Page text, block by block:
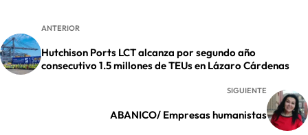
ANTERIOR
Hutchison Ports LCT alcanza por segundo año
consecutivo 1.5 millones de TEUs en Lázaro Cárdenas
SIGUIENTE
ABANICO/ Empresas humanistas